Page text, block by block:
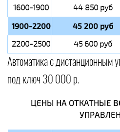
1600-1900 44 850 руб
1900-2200 45 200 руб
2200-2500 45 600 руб
Автоматика с дистанционным
под ключ 30 000 р.
ЦЕНЫ НА ОТКАТНЫЕ